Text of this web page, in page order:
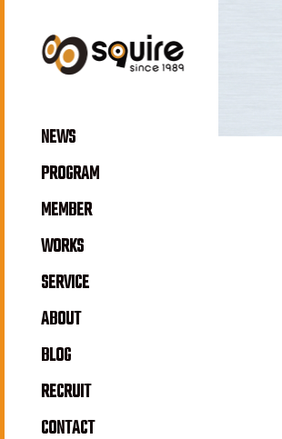
NEWS
PROGRAM
MEMBER
WORKS
SERVICE
ABOUT
BLOG
RECRUIT
CONTACT